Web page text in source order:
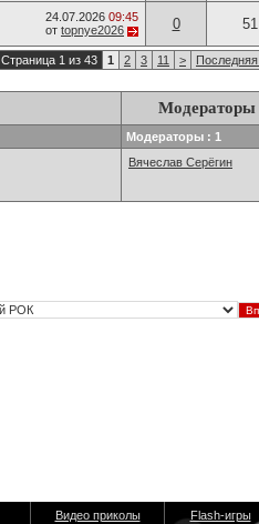
24.07.2026 09:45
от topnye2026 0 51
Страница 1 из 43 1 2 3 11 > Последняя
Модераторы
Модераторы : 1
Вячеслав Серёгин
Видео приколы Flash-игры